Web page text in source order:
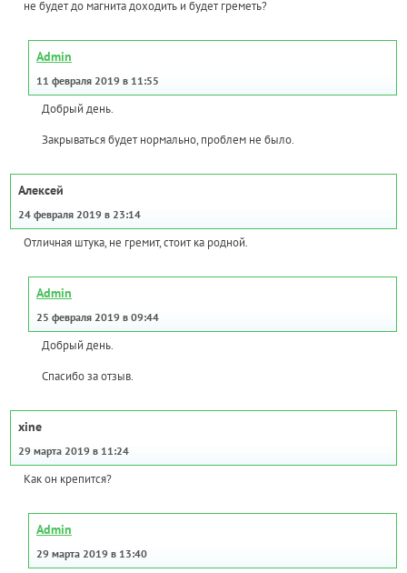
не будет до магнита доходить и будет греметь?
Admin
11 февраля 2019 в 11:55
Добрый день.
Закрываться будет нормально, проблем не было.
Алексей
24 февраля 2019 в 23:14
Отличная штука, не гремит, стоит ка родной.
Admin
25 февраля 2019 в 09:44
Добрый день.
Спасибо за отзыв.
xine
29 марта 2019 в 11:24
Как он крепится?
Admin
29 марта 2019 в 13:40